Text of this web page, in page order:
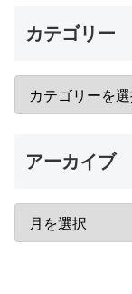
カテゴリー
アーカイブ